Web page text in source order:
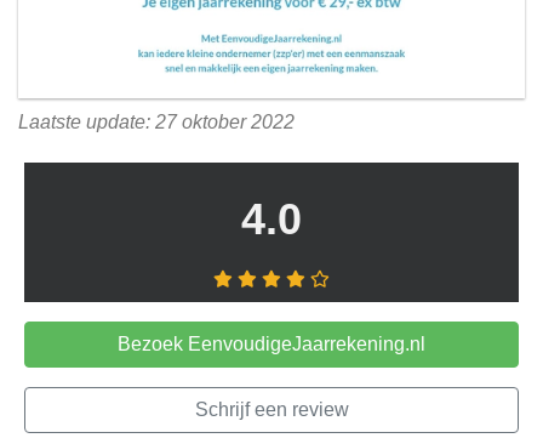
Laatste update: 27 oktober 2022
4.0
Bezoek EenvoudigeJaarrekening.nl
Schrijf een review